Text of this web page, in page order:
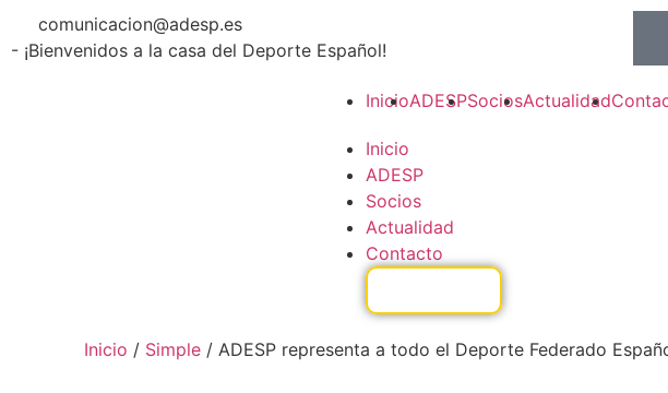
comunicacion@adesp.es
- ¡Bienvenidos a la casa del Deporte Español!
InicioADESPSociosActualidad
Inicio
ADESP
Socios
Actualidad
Contacto
Inicio / Simple / ADESP representa a todo el Deporte Federado